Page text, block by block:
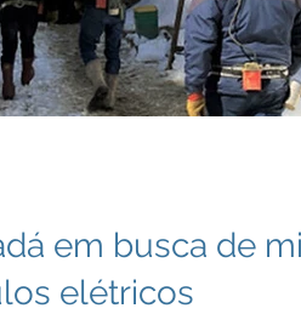
em busca de
elétricos